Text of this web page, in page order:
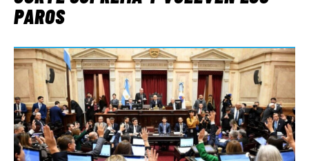
PAROS